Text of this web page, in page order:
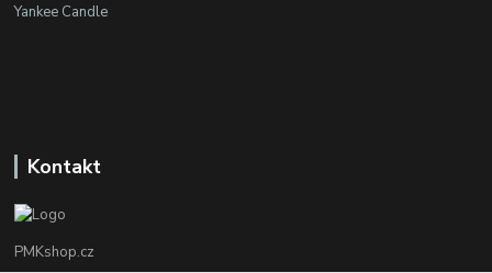
Yankee Candle
Kontakt
PMKshop.cz